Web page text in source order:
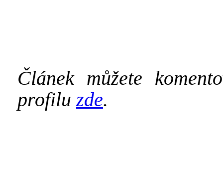
Článek můžete
profiluzde.